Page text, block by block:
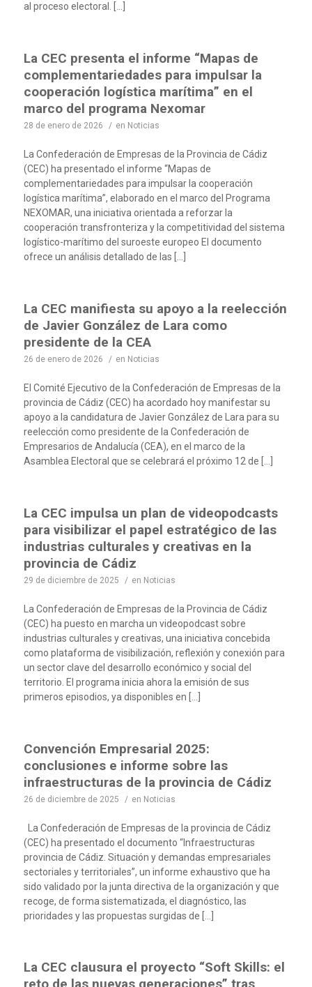
al proceso electoral. […]
La CEC presenta el informe “Mapas de
complementariedades para impulsar la
cooperación logística marítima” en el
marco del programa Nexomar
28 de enero de 2026 / en Noticias
La Confederación de Empresas de la Provincia de Cádiz
(CEC) ha presentado el informe “Mapas de
complementariedades para impulsar la cooperación
logística marítima”, elaborado en el marco del Programa
NEXOMAR, una iniciativa orientada a reforzar la
cooperación transfronteriza y la competitividad del sistema
logístico-marítimo del suroeste europeo El documento
ofrece un análisis detallado de las […]
La CEC manifiesta su apoyo a la reelección
de Javier González de Lara como
presidente de la CEA
26 de enero de 2026 / en Noticias
El Comité Ejecutivo de la Confederación de Empresas de la
provincia de Cádiz (CEC) ha acordado hoy manifestar su
apoyo a la candidatura de Javier González de Lara para su
reelección como presidente de la Confederación de
Empresarios de Andalucía (CEA), en el marco de la
Asamblea Electoral que se celebrará el próximo 12 de […]
La CEC impulsa un plan de videopodcasts
para visibilizar el papel estratégico de las
industrias culturales y creativas en la
provincia de Cádiz
29 de diciembre de 2025 / en Noticias
La Confederación de Empresas de la Provincia de Cádiz
(CEC) ha puesto en marcha un videopodcast sobre
industrias culturales y creativas, una iniciativa concebida
como plataforma de visibilización, reflexión y conexión para
un sector clave del desarrollo económico y social del
territorio. El programa inicia ahora la emisión de sus
primeros episodios, ya disponibles en […]
Convención Empresarial 2025:
conclusiones e informe sobre las
infraestructuras de la provincia de Cádiz
26 de diciembre de 2025 / en Noticias
La Confederación de Empresas de la provincia de Cádiz
(CEC) ha presentado el documento “Infraestructuras
provincia de Cádiz. Situación y demandas empresariales
sectoriales y territoriales”, un informe exhaustivo que ha
sido validado por la junta directiva de la organización y que
recoge, de forma sistematizada, el diagnóstico, las
prioridades y las propuestas surgidas de […]
La CEC clausura el proyecto “Soft Skills: el